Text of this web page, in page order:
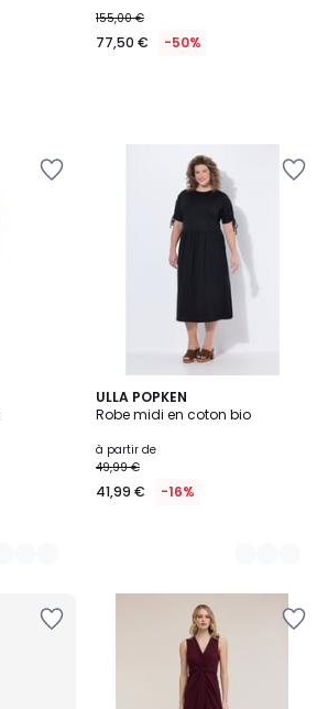
155,00 €
77,50 € -50%
ULLA POPKEN
Robe midi en coton bio
à partir de
49,99 €
41,99 € -16%
2
Couleurs